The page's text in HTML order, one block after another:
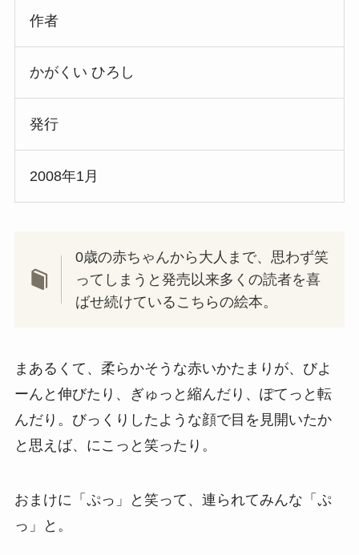
作者
かがくい ひろし
発行
2008年1月
0歳の赤ちゃんから大人まで、思わず笑
ってしまうと発売以来多くの読者を喜
ばせ続けているこちらの絵本。
まあるくて、柔らかそうな赤いかたまりが、びよ
ーんと伸びたり、ぎゅっと縮んだり、ぽてっと転
んだり。びっくりしたような顔で目を見開いたか
と思えば、にこっと笑ったり。
おまけに「ぷっ」と笑って、連られてみんな「ぷ
っ」と。